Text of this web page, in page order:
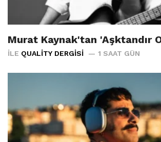
Murat Kaynak'tan 'Aşktandır
İLE QUALITY DERGISI 1 SAAT GÜN